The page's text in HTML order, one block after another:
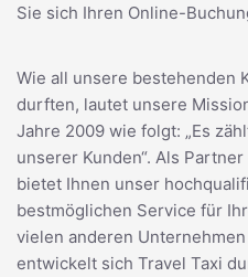
Sie sich Ihren Online-
Wie all unsere bestehenden
durften, lautet unsere
Jahre 2009 wie folgt: „Es
unserer Kunden“. Als
bietet Ihnen unser
bestmöglichen Service für
vielen anderen
entwickelt sich Travel Taxi